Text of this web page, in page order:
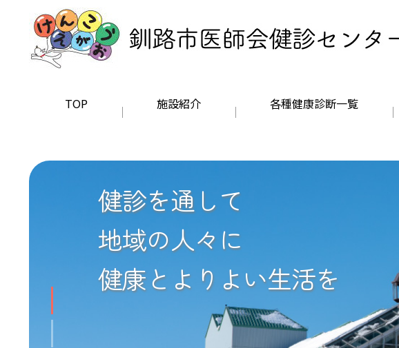
TOP 施設紹介 各種健康診断一覧
健診を通して
地域の人々に
健康とよりよい生活を